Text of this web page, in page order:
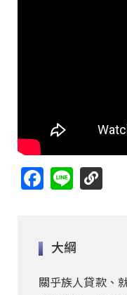
Facebook
Line
大綱
關乎族人貸款、